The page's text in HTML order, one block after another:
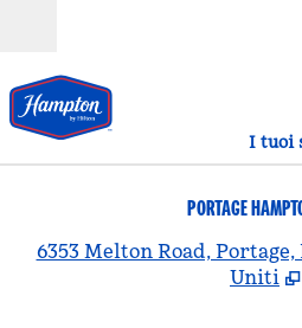
I tuoi
PORTAGE
6353 Melton Road,
Uniti